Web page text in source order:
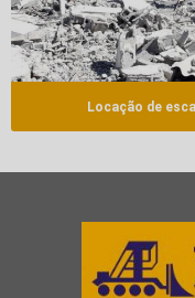
Locação de